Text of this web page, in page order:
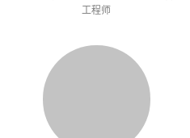
工程师